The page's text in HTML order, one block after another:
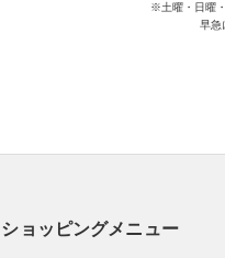
※土曜・日曜
早急
ショッピングメニュー